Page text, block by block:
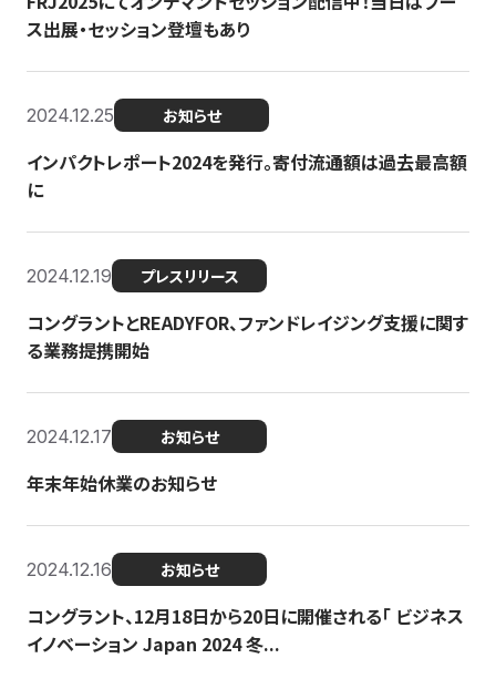
ス出展・セッション登壇もあり
2024.12.25 お知らせ
インパクトレポート2024を発行。寄付流通額は過去最高額
に
2024.12.19 プレスリリース
コングラントとREADYFOR、ファンドレイジング支援に関す
る業務提携開始
2024.12.17 お知らせ
年末年始休業のお知らせ
2024.12.16 お知らせ
コングラント、12月18日から20日に開催される「 ビジネス
イノベーション Japan 2024 冬...